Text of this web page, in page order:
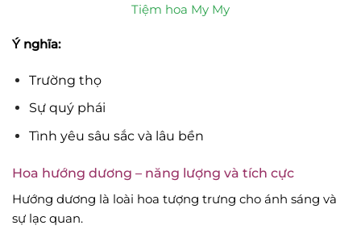
Tiệm hoa My My
Ý nghĩa:
Trường thọ
Sự quý phái
Tình yêu sâu sắc và lâu bền
Hoa hướng dương – năng lượng và tích cực
Hướng dương là loài hoa tượng trưng cho ánh sáng và
sự lạc quan.